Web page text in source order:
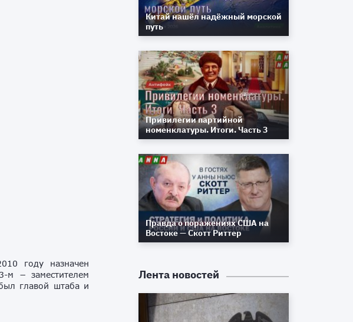
году назначен
м − заместителем
главой штаба и
Китай нашёл надёжный морской
путь
Привилегии партийной
номенклатуры. Итоги. Часть 3
Правда о поражениях США на
Востоке — Скотт Риттер
Лента новостей